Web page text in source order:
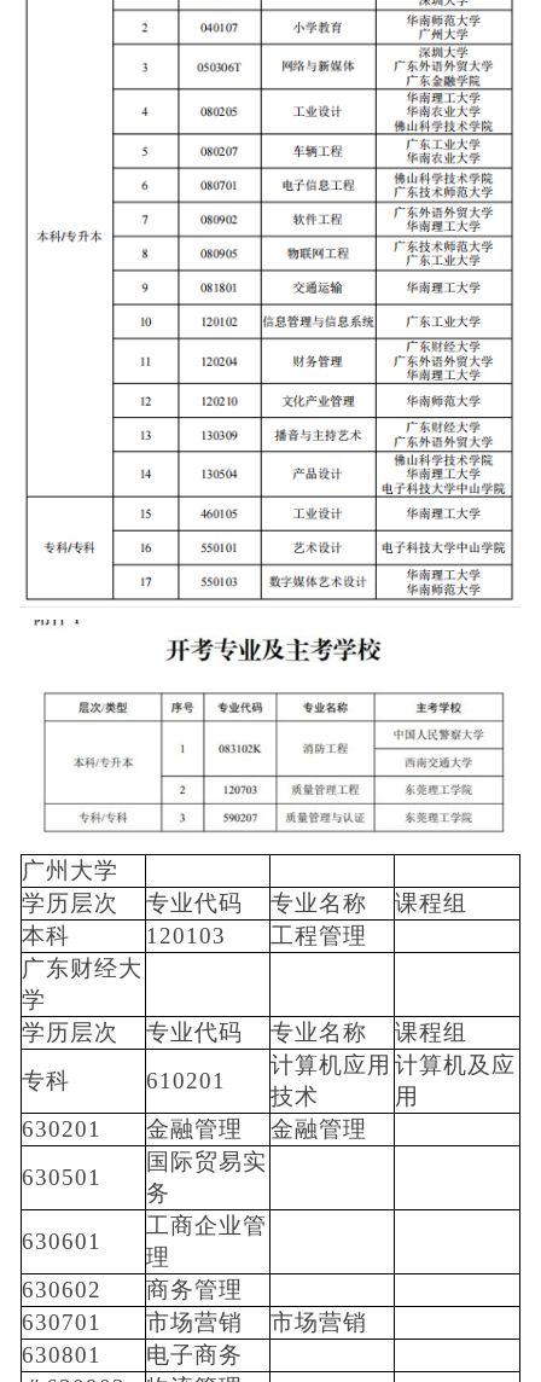
广州大学
学历层次
专业代码 专业名称
课程组
本科
120103
工程管理
广东财经大
学
学历层次
专业代码 专业名称
课程组
专科
610201
计算机应用
技术
计算机及应
用
630201
金融管理
金融管理
630501
国际贸易实
务
630601
工商企业管
理
630602
商务管理
630701
市场营销
市场营销
630801
电子商务